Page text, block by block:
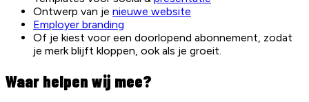
Ontwerp van je nieuwe website
Employer branding
Of je kiest voor een doorlopend abonnement, zodat
je merk blijft kloppen, ook als je groeit.
Waar helpen wij mee?